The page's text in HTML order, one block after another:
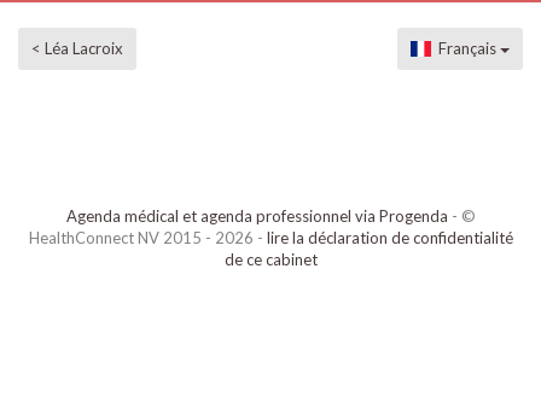
< Léa Lacroix Français
Agenda médical et agenda professionnel via Progenda - ©
HealthConnect NV 2015 - 2026 - lire la déclaration de confidentialité
de ce cabinet